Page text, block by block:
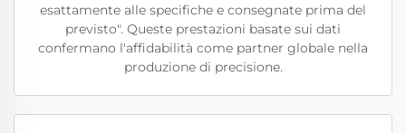
esattamente alle specifiche e consegnate prima del
previsto". Queste prestazioni basate sui dati
confermano l'affidabilità come partner globale nella
produzione di precisione.